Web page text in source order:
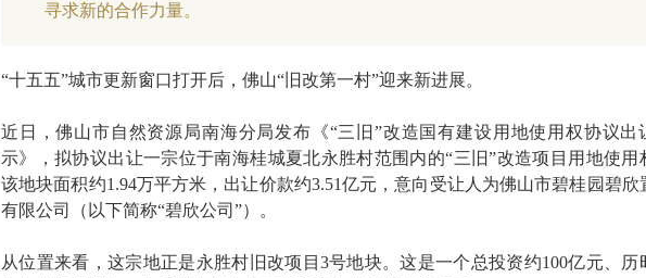
寻求新的合作力量。
“十五五”城市更新窗口打开后，佛山“旧改第一村”迎来新进展。
近日，佛山市自然资源局南海分局发布《“三旧”改造国有建设用地使用权协议出
示》，拟协议出让一宗位于南海桂城夏北永胜村范围内的“三旧”改造项目用地使用
该地块面积约1.94万平方米，出让价款约3.51亿元，意向受让人为佛山市碧桂园碧欣
有限公司（以下简称“碧欣公司”）。
从位置来看，这宗地正是永胜村旧改项目3号地块。这是一个总投资约100亿元、历